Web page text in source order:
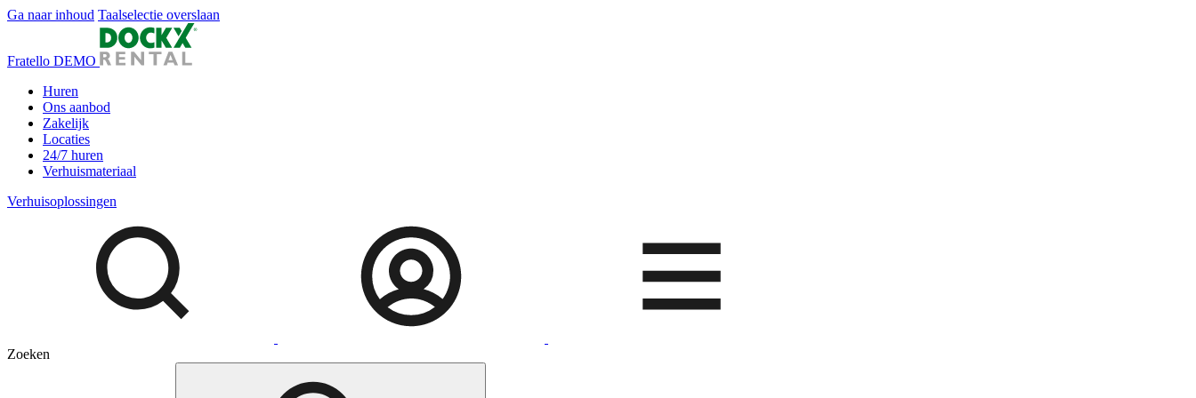
Ga naar inhoud Taalselectie overslaan
Fratello DEMO
Huren
Ons aanbod
Zakelijk
Locaties
24/7 huren
Verhuismateriaal
Verhuisoplossingen
Zoeken